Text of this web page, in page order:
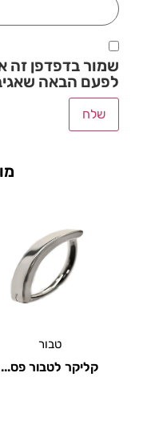
שמור בדפדפן זה
לפעם הבאה
טבור
קליקר לטבור פס...